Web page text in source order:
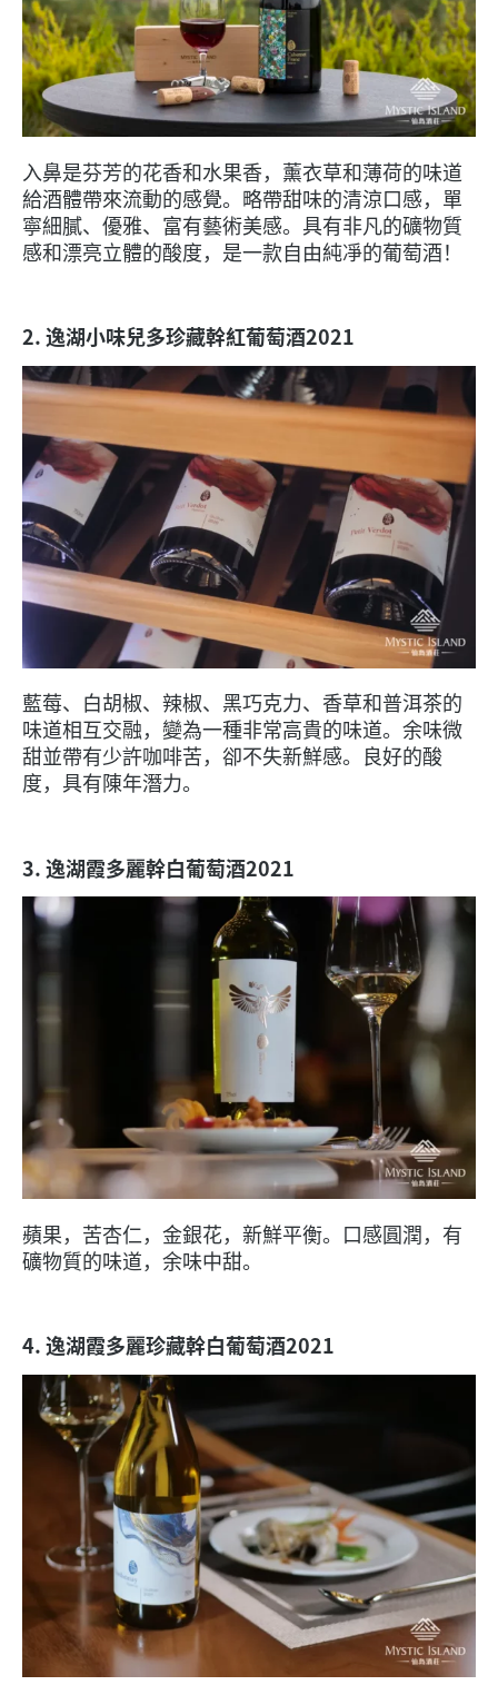
入鼻是芬芳的花香和水果香，薰衣草和薄荷的味道
給酒體帶來流動的感覺。略帶甜味的清涼口感，單
寧細膩、優雅、富有藝術美感。具有非凡的礦物質
感和漂亮立體的酸度，是一款自由純凈的葡萄酒！
2. 逸湖小味兒多珍藏幹紅葡萄酒2021
藍莓、白胡椒、辣椒、黑巧克力、香草和普洱茶的
味道相互交融，變為一種非常高貴的味道。余味微
甜並帶有少許咖啡苦，卻不失新鮮感。良好的酸
度，具有陳年潛力。
3. 逸湖霞多麗幹白葡萄酒2021
蘋果，苦杏仁，金銀花，新鮮平衡。口感圓潤，有
礦物質的味道，余味中甜。
4. 逸湖霞多麗珍藏幹白葡萄酒2021